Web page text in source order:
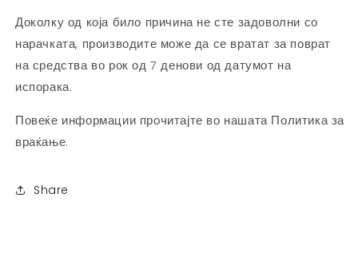
Доколку од која било причина не сте задоволни со
нарачката, производите може да се вратат за поврат
на средства во рок од 7 денови од датумот на
испорака.
Повеќе информации прочитајте во нашата Политика за
враќање.
Share